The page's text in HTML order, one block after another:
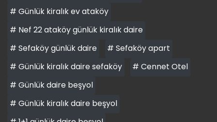
# Günlük kiralık ev ataköy
# Nef 22 ataköy günlük kiralık daire
# Sefaköy günlük daire
# Sefaköy apart
# Günlük kiralık daire sefaköy
# Cennet Otel
# Günlük daire beşyol
# Günlük kiralık daire beşyol